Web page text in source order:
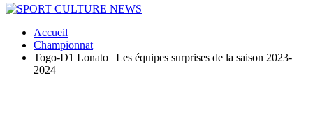
Accueil
Championnat
Togo-D1 Lonato | Les équipes surprises de la saison 2023-
2024